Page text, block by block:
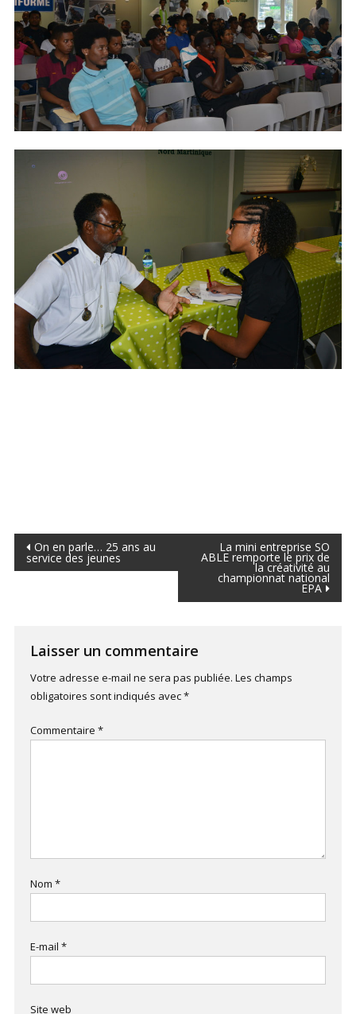
Navigation
de
On en parle… 25 ans au
service des jeunes
La mini entreprise SO
ABLE remporte le prix de
la créativité au
championnat national
EPA
Laisser un commentaire
Votre adresse e-mail ne sera pas publiée. Les champs
obligatoires sont indiqués avec*
Commentaire *
Nom *
E-mail *
Site web